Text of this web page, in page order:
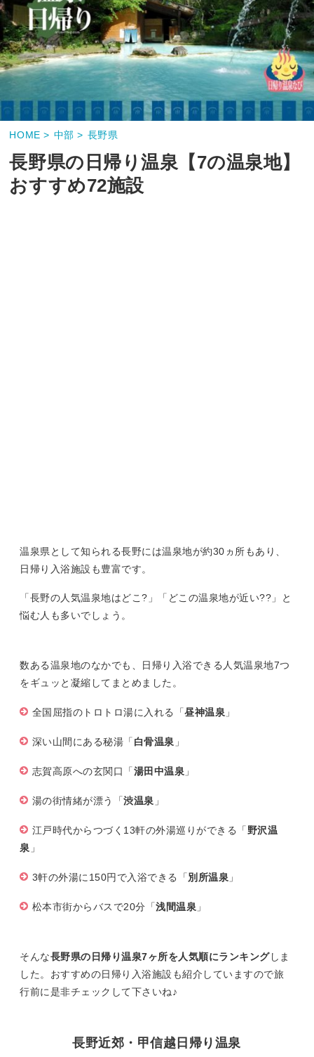
HOME > 中部 > 長野県
長野県の日帰り温泉【7の温泉地】
おすすめ72施設
温泉県として知られる長野には温泉地が約30ヵ所もあり、
日帰り入浴施設も豊富です。
「長野の人気温泉地はどこ?」「どこの温泉地が近い??」と
悩む人も多いでしょう。
数ある温泉地のなかでも、日帰り入浴できる人気温泉地7つ
をギュッと凝縮してまとめました。
全国屈指のトロトロ湯に入れる「昼神温泉 」
深い山間にある秘湯「 白骨温泉 」
志賀高原への玄関口「湯田中温泉 」
湯の街情緒が漂う「渋温泉 」
江戸時代からつづく13軒の外湯巡りができる「 野沢温
泉 」
3軒の外湯に150円で入浴できる「別所温泉 」
松本市街からバスで20分「浅間温泉 」
そんな長野県の日帰り温泉7ヶ所を人気順にランキングしま
した。おすすめの日帰り入浴施設も紹介していますので旅
行前に是非チェックして下さいね♪
長野近郊・甲信越日帰り温泉